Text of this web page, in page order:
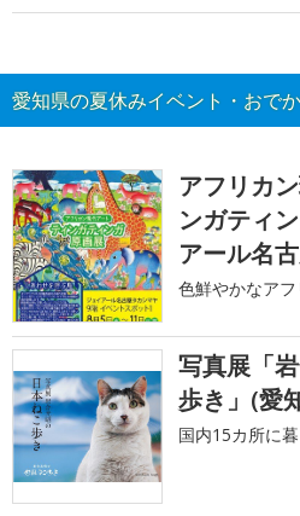
愛知県の夏休みイベント・おで
アフリカ
ンガティ
アール名
色鮮やかなアフ
写真展「
歩き」(愛
国内15カ所に